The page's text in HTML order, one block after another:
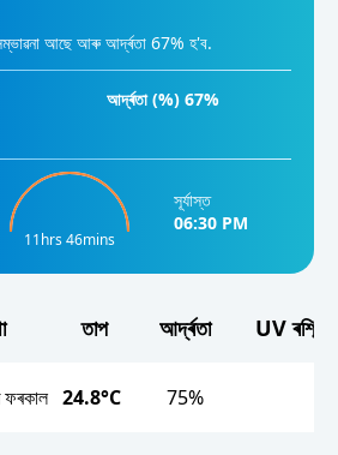
আছে আৰু আর্দ্ৰতা 67% হ'ব.
আর্দ্ৰতা (%) 67%
11hrs 46mins
সূৰ্যাস্ত
06:30 PM
তাপ আর্দ্ৰতা UV ৰশ্মি
ফৰকাল 24.8°C 75%